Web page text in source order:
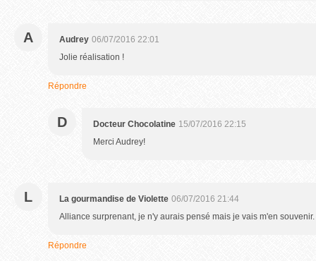
A Audrey 06/07/2016 22:01
Jolie réalisation !
Répondre
D Docteur Chocolatine 15/07/2016 22:15
Merci Audrey!
L La gourmandise de Violette 06/07/2016 21:44
Alliance surprenant, je n'y aurais pensé mais je vais m'en
Répondre